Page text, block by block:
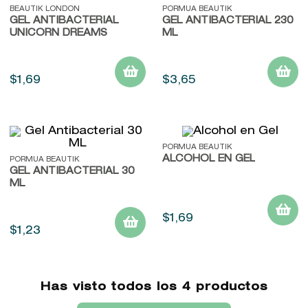
BEAUTIK LONDON
GEL ANTIBACTERIAL
UNICORN DREAMS
$1 ,69
PORMUA BEAUTIK
GEL ANTIBACTERIAL 230
ML
$3,65
PORMUA BEAUTIK
GEL ANTIBACTERIAL 30
ML
$1 ,23
PORMUA BEAUTIK
ALCOHOL EN GEL
$1 ,69
Has visto todos los 4 productos
9.
baylis